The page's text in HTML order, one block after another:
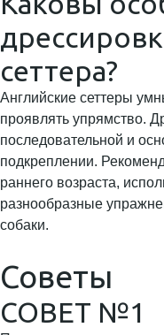
сеттера?
Английские сеттеры
проявлять упрямство.
последовательной и
подкреплении.
раннего возраста,
разнообразные
собаки.
Советы
СОВЕТ №1